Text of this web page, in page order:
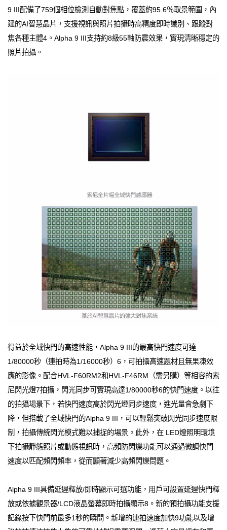
9 III配備了759個相位檢測自動對焦點，覆蓋約95.6％取景範圍，內
建的AI智慧晶片，支援視訊與照片拍攝時高精度即時識別、跟蹤對
焦各種主體4。Alpha 9 III支持約8級55軸防震效果，實現清晰穩定的
照片拍攝。
得益於全域快門的高速性能，Alpha 9 III的最高快門速度可達
1/80000秒（連拍時為1/16000秒）6，可拍攝高速題材且無果凍效
應的影像。配合HVL-F60RM2和HVL-F46RM（需另購）等相容的索
尼閃光燈7拍攝，閃光同步可實現高達1/80000秒6的快門速度。以往
的拍攝場景下，若快門速度高於閃光燈同步速度，進光量會急劇下
降，但搭載了全域快門的Alpha 9 III，可以輕鬆突破閃光同步速度限
制，拍攝傳統閃光模式難以捕捉的場景。此外，在 LED燈照明環境
下拍攝靜態照片或動態視訊時，高頻防閃爍功能可以通過微調快門
速度以匹配頻閃頻率，從而顯著減少高頻閃爍問題。
Alpha 9 III具備延遲釋放/即時顯示可選功能，用戶可設置延遲快門釋
放或依據觀景器/LCD液晶螢幕即時拍攝顯示8。新的預拍攝功能支援
記錄按下快門前最多1秒的瞬間。新增的連拍速度加快9功能以及增